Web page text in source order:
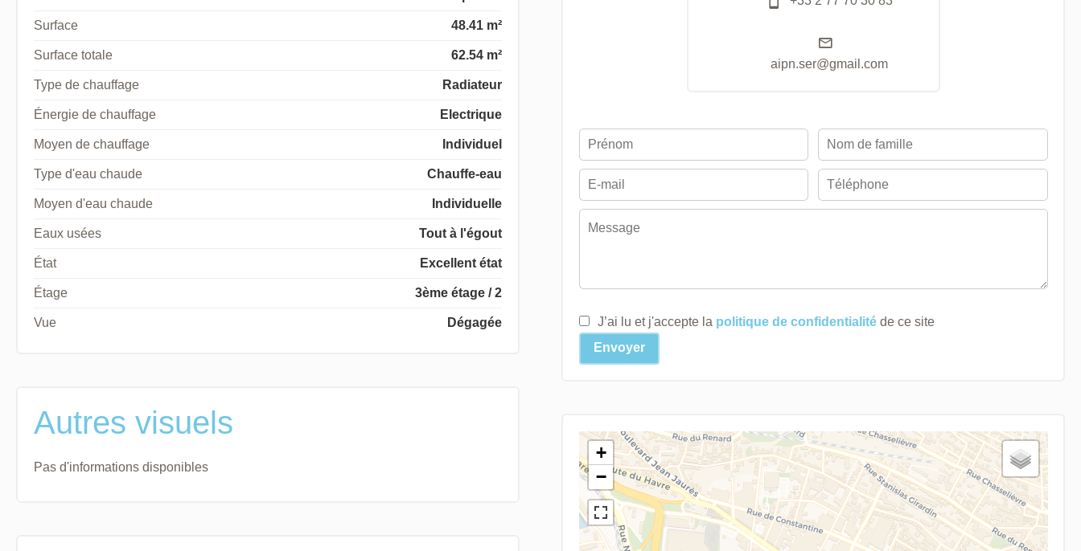
Surface 48.41 m²
Surface totale 62.54 m²
Type de chauffage Radiateur
Énergie de chauffage Electrique
Moyen de chauffage Individuel
Type d'eau chaude Chauffe-eau
Moyen d'eau chaude Individuelle
Eaux usées Tout à l'égout
État Excellent état
Étage 3ème étage / 2
Vue Dégagée
Autres visuels
Pas d'informations disponibles
aipn.ser@gmail.com
J’ai lu et j'accepte la politique de confidentialitéde ce site
Envoyer
+
−